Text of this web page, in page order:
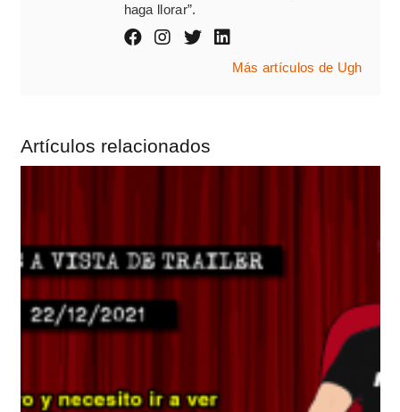
haga llorar”.
Más artículos de Ugh
Artículos relacionados